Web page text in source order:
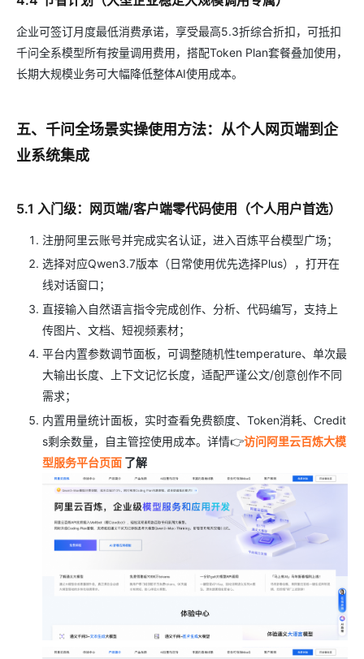
企业可签订月度最低消费承诺，享受最高5.3折综合折扣，可抵扣
千问全系模型所有按量调用费用，搭配Token Plan套餐叠加使用，
长期大规模业务可大幅降低整体AI使用成本。
五、千问全场景实操使用方法：从个人网页端到企
业系统集成
5.1 入门级：网页端/客户端零代码使用（个人用户首选）
注册阿里云账号并完成实名认证，进入百炼平台模型广场；
选择对应Qwen3.7版本（日常使用优先选择Plus），打开在
线对话窗口；
直接输入自然语言指令完成创作、分析、代码编写，支持上
传图片、文档、短视频素材；
平台内置参数调节面板，可调整随机性temperature、单次最
大输出长度、上下文记忆长度，适配严谨公文/创意创作不同
需求；
内置用量统计面板，实时查看免费额度、Token消耗、Credit
s剩余数量，自主管控使用成本。详情👉访问阿里云百炼大模
型服务平台页面 了解